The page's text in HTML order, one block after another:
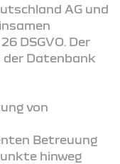
AG und
DSGVO. Der
der Datenbank
von
Betreuung
hinweg